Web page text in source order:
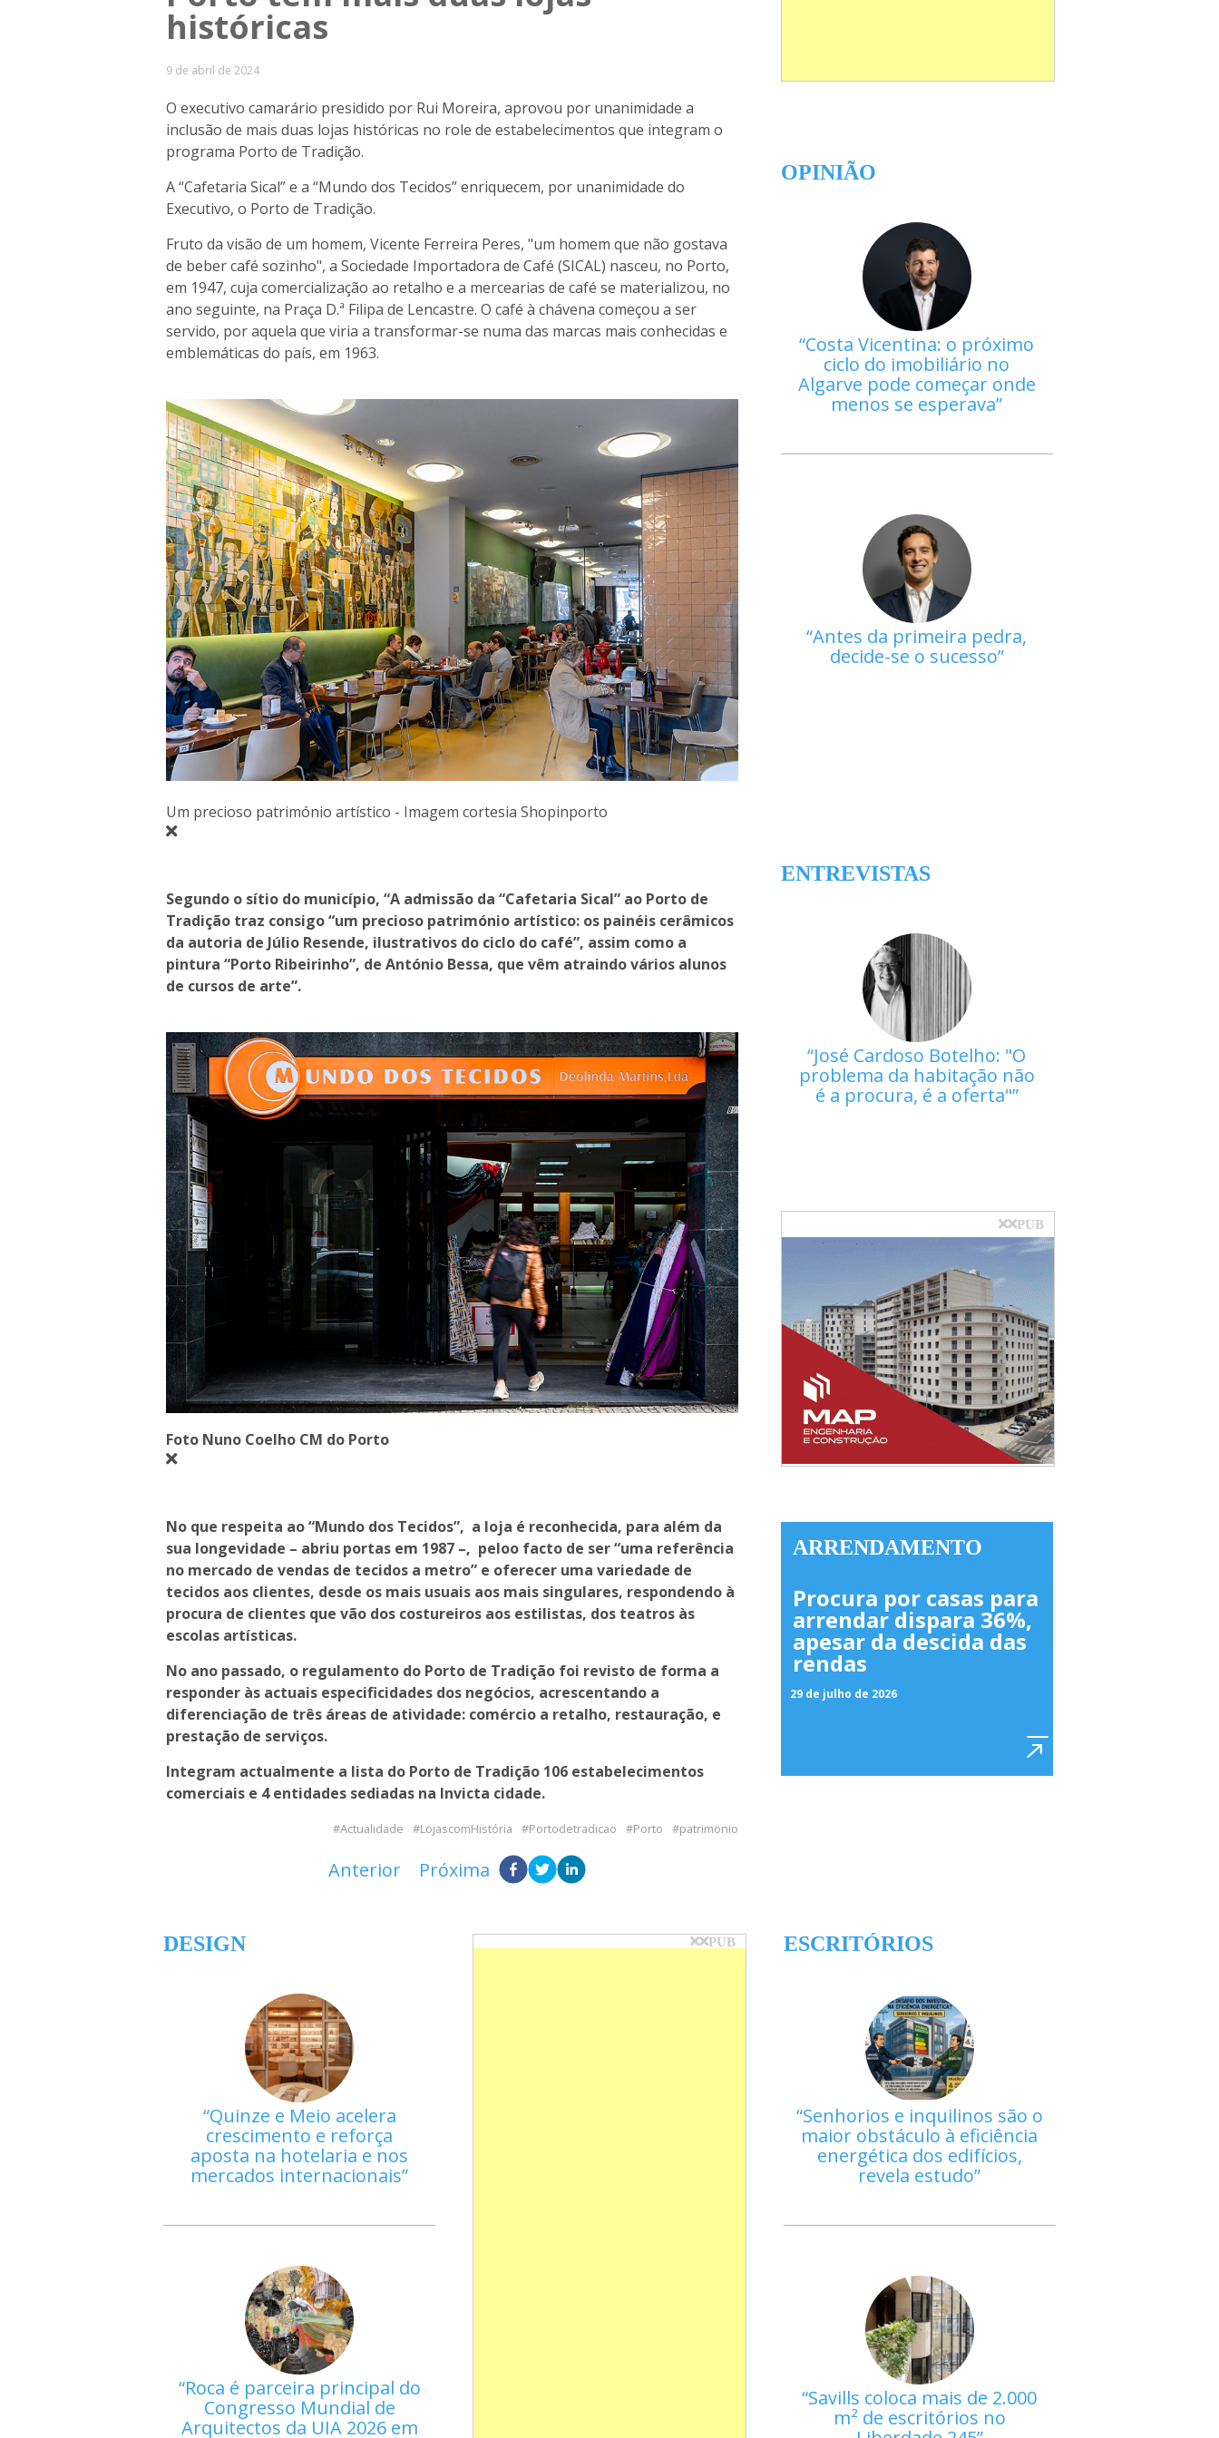
históricas
9 de abril de 2024
O executivo camarário presidido por Rui Moreira, aprovou por unanimidade a
inclusão de mais duas lojas históricas no role de estabelecimentos que integram o
programa Porto de Tradição.
A “Cafetaria Sical” e a “Mundo dos Tecidos” enriquecem, por unanimidade do
Executivo, o Porto de Tradição.
Fruto da visão de um homem, Vicente Ferreira Peres, "um homem que não gostava
de beber café sozinho", a Sociedade Importadora de Café (SICAL) nasceu, no Porto,
em 1947, cuja comercialização ao retalho e a mercearias de café se materializou, no
ano seguinte, na Praça D.ª Filipa de Lencastre. O café à chávena começou a ser
servido, por aquela que viria a transformar-se numa das marcas mais conhecidas e
emblemáticas do país, em 1963.
Um precioso património artístico - Imagem cortesia Shopinporto
Segundo o sítio do município, “A admissão da “Cafetaria Sical” ao Porto de
Tradição traz consigo “um precioso património artístico: os painéis cerâmicos
da autoria de Júlio Resende, ilustrativos do ciclo do café”, assim como a
pintura “Porto Ribeirinho”, de António Bessa, que vêm atraindo vários alunos
de cursos de arte”.
Foto Nuno Coelho CM do Porto
No que respeita ao “Mundo dos Tecidos”, a loja é reconhecida, para além da
sua longevidade – abriu portas em 1987 –, peloo facto de ser “uma referência
no mercado de vendas de tecidos a metro” e oferecer uma variedade de
tecidos aos clientes, desde os mais usuais aos mais singulares, respondendo à
procura de clientes que vão dos costureiros aos estilistas, dos teatros às
escolas artísticas.
No ano passado, o regulamento do Porto de Tradição foi revisto de forma a
responder às actuais especificidades dos negócios, acrescentando a
diferenciação de três áreas de atividade: comércio a retalho, restauração, e
prestação de serviços.
Integram actualmente a lista do Porto de Tradição 106 estabelecimentos
comerciais e 4 entidades sediadas na Invicta cidade.
Actualidade LojascomHistória Portodetradicao Porto patrimonio
Anterior Próxima
OPINIÃO
Costa Vicentina: o próximo
ciclo do imobiliário no
Algarve pode começar onde
menos se esperava
Antes da primeira pedra,
decide-se o sucesso
ENTREVISTAS
José Cardoso Botelho: "O
problema da habitação não
é a procura, é a oferta"
PUB
ARRENDAMENTO
Procura por casas para
arrendar dispara 36%,
apesar da descida das
rendas
29 de julho de 2026
DESIGN
Quinze e Meio acelera
crescimento e reforça
aposta na hotelaria e nos
mercados internacionais
Roca é parceira principal do
Congresso Mundial de
Arquitectos da UIA 2026 em
PUB ESCRITÓRIOS
Senhorios e inquilinos são o
maior obstáculo à eficiência
energética dos edifícios,
revela estudo
Savills coloca mais de 2.000
m² de escritórios no